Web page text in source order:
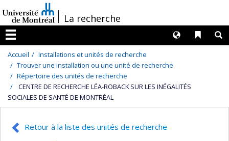
au
contenu
/La recherche
Menu
Liens
Langues
Accueil
Installations et unités de recherche
Trouver une installation ou une unité de recherche
Répertoire des unités de recherche
CENTRE DE RECHERCHE LÉA-ROBACK SUR LES INÉGALITÉS
SOCIALES DE SANTÉ DE MONTRÉAL
Retour à la liste des unités de recherche